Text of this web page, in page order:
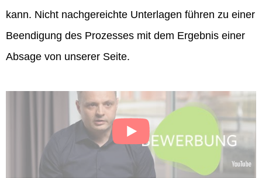
kann. Nicht nachgereichte Unterlagen führen zu einer
Beendigung des Prozesses mit dem Ergebnis einer
Absage von unserer Seite.